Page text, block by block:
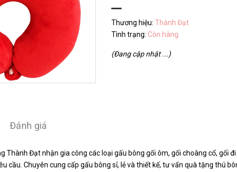
Thương hiệu: Thành Đạt
Tình trạng: Còn hàng
(Đang cập nhật ...)
Đánh giá
Thành Đạt nhận gia công các loại gấu bông gối ôm, gối choàng cổ, gối
cầu. Chuyên cung cấp gấu bông sỉ, lẻ và thiết kế, tư vấn quà tặng thú